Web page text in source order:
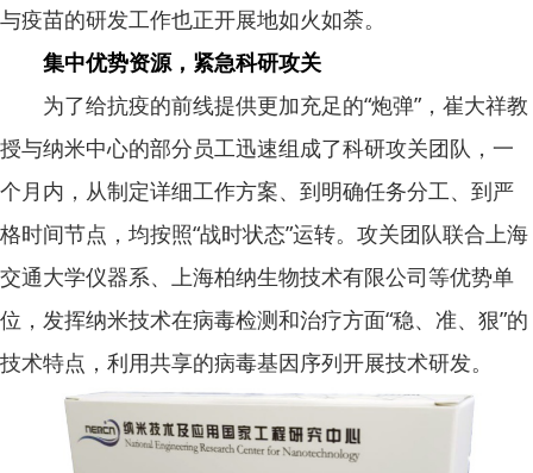
与疫苗的研发工作也正开展地如火如荼。
集中优势资源，紧急科研攻关
为了给抗疫的前线提供更加充足的“炮弹”，崔大祥教
授与纳米中心的部分员工迅速组成了科研攻关团队，一
个月内，从制定详细工作方案、到明确任务分工、到严
格时间节点，均按照“战时状态”运转。攻关团队联合上海
交通大学仪器系、上海柏纳生物技术有限公司等优势单
位，发挥纳米技术在病毒检测和治疗方面“稳、准、狠”的
技术特点，利用共享的病毒基因序列开展技术研发。